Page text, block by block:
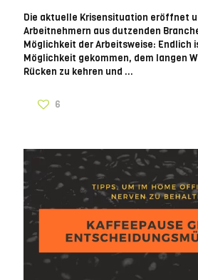
Die aktuelle Krisensituation eröffnet
Arbeitnehmern aus dutzenden
Möglichkeit der Arbeitsweise: Endlich
Möglichkeit gekommen, dem langen
Rücken zu kehren und ...
6